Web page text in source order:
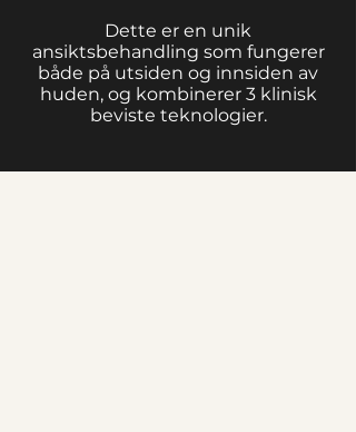
Dette er en unik
ansiktsbehandling som fungerer
både på utsiden og innsiden av
huden, og kombinerer 3 klinisk
beviste teknologier.